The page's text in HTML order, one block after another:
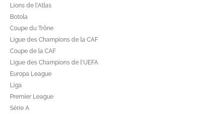
Lions de l'Atlas
Botola
Coupe du Trône
Ligue des Champions de la CAF
Coupe de la CAF
Ligue des Champions de l'UEFA
Europa League
Liga
Premier League
Série A